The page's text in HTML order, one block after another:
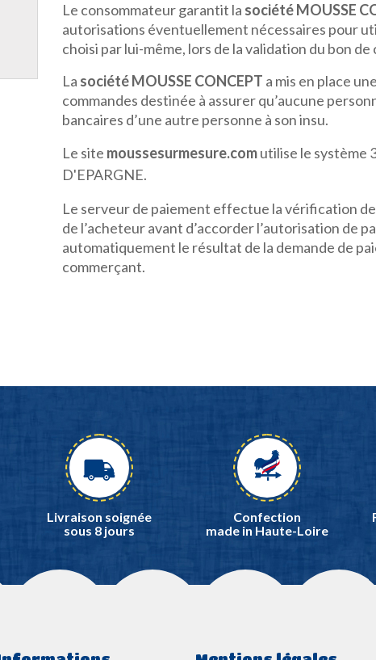
Le consommateur garantit la société MOUSSE
autorisations éventuellement nécessaires pour
choisi par lui-même, lors de la validation du bon de
La société MOUSSE CONCEPT a mis en place
commandes destinée à assurer qu’aucune
bancaires d’une autre personne à son insu.
Le site moussesurmesure.comutilise le système
D'EPARGNE.
Le serveur de paiement effectue la vérification
de l’acheteur avant d’accorder l’autorisation de
automatiquement le résultat de la demande de
commerçant.
Livraison soignée
sous 8 jours
Confection
made in Haute-Loire